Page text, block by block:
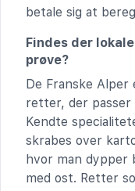
betale sig at
Findes der
prøve?
De Franske
retter, der passer
Kendte
skrabes over
hvor man dypper
med ost. Retter